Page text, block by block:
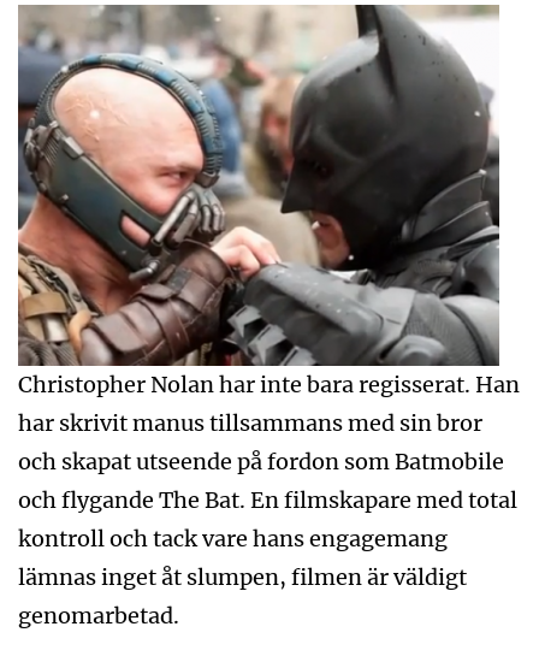
Christopher Nolan har inte bara regisserat. Han
har skrivit manus tillsammans med sin bror
och skapat utseende på fordon som Batmobile
och flygande The Bat. En filmskapare med total
kontroll och tack vare hans engagemang
lämnas inget åt slumpen, filmen är väldigt
genomarbetad.